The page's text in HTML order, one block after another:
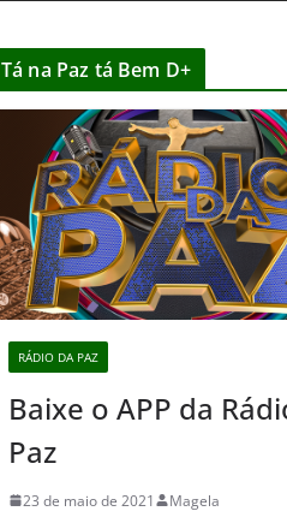
Tá na Paz tá Bem D+
RÁDIO DA PAZ
Baixe o APP da
Paz
23 de maio de 2021 Magela